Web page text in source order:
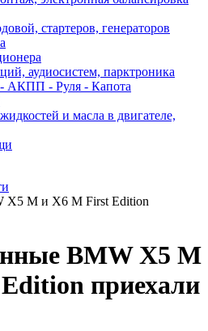
стартеров, генераторов
аудиосистем, парктроника
АКПП - Руля - Капота
и масла в двигателе,
X5 M и X6 M First Edition
BMW X5 M
приехали